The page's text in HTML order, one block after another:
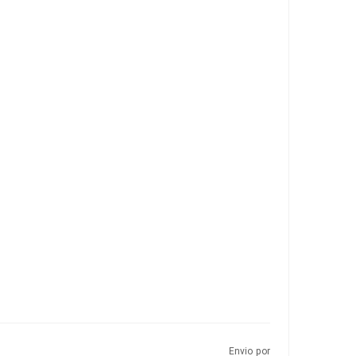
Envio por